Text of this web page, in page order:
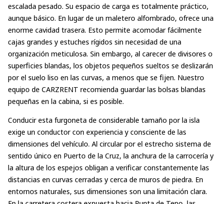
escalada pesado. Su espacio de carga es totalmente práctico,
aunque básico. En lugar de un maletero alfombrado, ofrece una
enorme cavidad trasera. Esto permite acomodar fácilmente
cajas grandes y estuches rígidos sin necesidad de una
organización meticulosa. Sin embargo, al carecer de divisores o
superficies blandas, los objetos pequeños sueltos se deslizarán
por el suelo liso en las curvas, a menos que se fijen. Nuestro
equipo de CARZRENT recomienda guardar las bolsas blandas
pequeñas en la cabina, si es posible.
Conducir esta furgoneta de considerable tamaño por la isla
exige un conductor con experiencia y consciente de las
dimensiones del vehículo. Al circular por el estrecho sistema de
sentido único en Puerto de la Cruz, la anchura de la carrocería y
la altura de los espejos obligan a verificar constantemente las
distancias en curvas cerradas y cerca de muros de piedra. En
entornos naturales, sus dimensiones son una limitación clara.